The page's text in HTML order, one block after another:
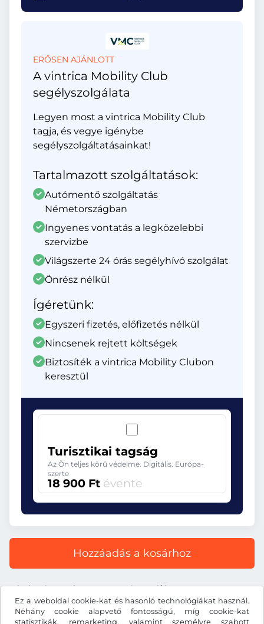
Ez a weboldal cookie-kat és hasonló technológiákat használ.
Néhány cookie alapvető fontosságú, míg cookie-kat
statisztikák, remarketing, valamint személyre szabott
ERŐSEN AJÁNLOTT
A vintrica Mobility Club
segélyszolgálata
Legyen most a vintrica Mobility Club
tagja, és vegye igénybe
segélyszolgáltatásainkat!
Tartalmazott szolgáltatások:
Autómentő szolgáltatás
Németországban
Ingyenes vontatás a legközelebbi
szervizbe
Világszerte 24 órás segélyhívó szolgálat
Önrész nélkül
Ígéretünk:
Egyszeri fizetés, előfizetés nélkül
Nincsenek rejtett költségek
Biztosíték a vintrica Mobility Clubon
keresztül
Turisztikai tagság
Az Ön teljes körű védelme. Digitális. Európa-
szerte
18 900 Ft évente
Hozzáadás a kosárhoz
Minden ár tartalmazza a törvényes áfát.